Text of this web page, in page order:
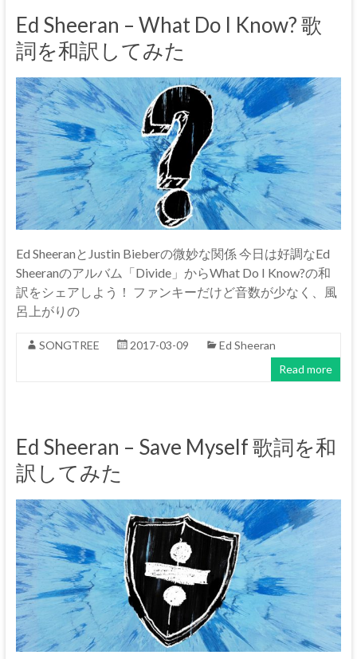
Ed Sheeran – What Do I Know? 歌
詞を和訳してみた
Ed SheeranとJustin Bieberの微妙な関係 今日は好調なEd
Sheeranのアルバム「Divide」からWhat Do I Know?の和
訳をシェアしよう！ ファンキーだけど音数が少なく、風
呂上がりの
SONGTREE 2017-03-09
Ed Sheeran
Read more
Ed Sheeran – Save Myself 歌詞を和
訳してみた